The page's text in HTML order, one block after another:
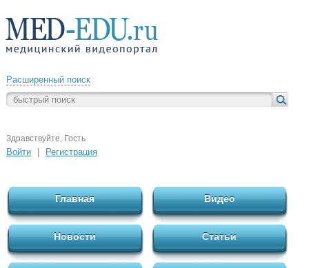
Расширенный поиск
Здравствуйте, Гость
Войти Регистрация
Главная Видео
Новости Статьи